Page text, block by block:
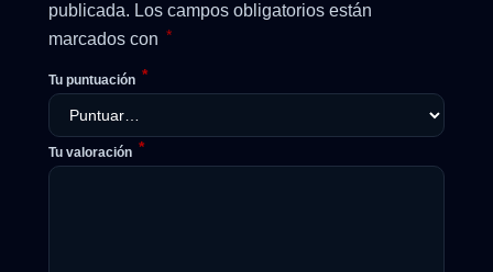
publicada. Los campos obligatorios están
marcados con *
Tu puntuación *
Tu valoración *